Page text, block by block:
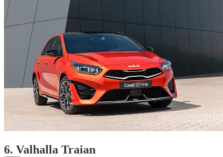
6. Valhalla Traian